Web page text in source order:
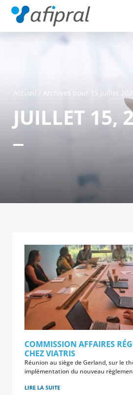
Accueil / Archives pour 15 juillet
JUILLET 15,
COMMISSION AFFAIRES
CHEZ VIATRIS
Réunion au siège de Gerland, sur le
implémentation du nouveau
LIRE LA SUITE